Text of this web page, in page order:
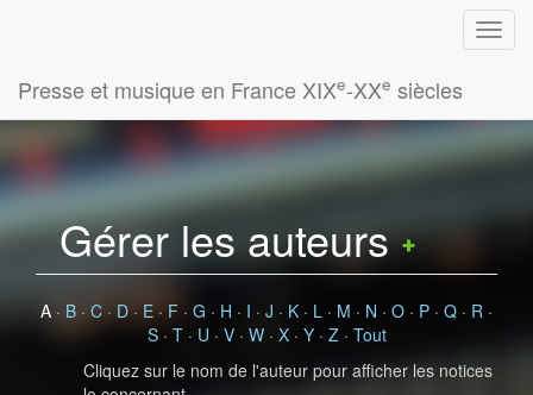
Presse et musique en France XIXe-XXe siècles
Gérer les auteurs
A · B · C · D · E · F · G · H · I · J · K · L · M · N · O · P · Q · R ·
S· T· U · V· W· X· Y· Z· Tout
Cliquez sur le nom de l'auteur pour afficher les notices